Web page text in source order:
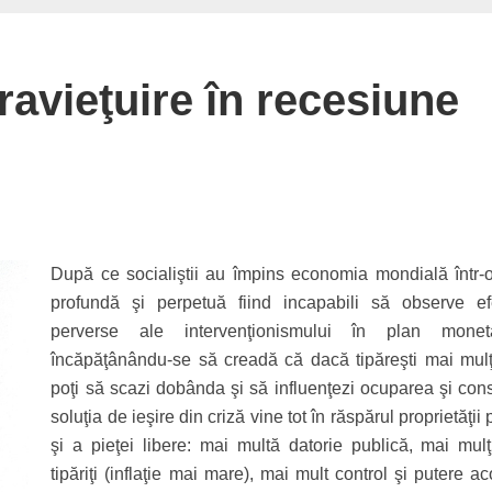
în recesiune
După ce socialiştii au împins economia mondială într-
profundă şi perpetuă fiind incapabili să observe
perverse ale intervenţionismului în plan
încăpăţânându-se să creadă că dacă tipăreşti mai
poţi să scazi dobânda şi să influenţezi ocuparea şi
soluţia de ieşire din criză vine tot în răspărul proprietăţii
şi a pieţei libere: mai multă datorie publică, mai
tipăriţi (inflaţie mai mare), mai mult control şi putere